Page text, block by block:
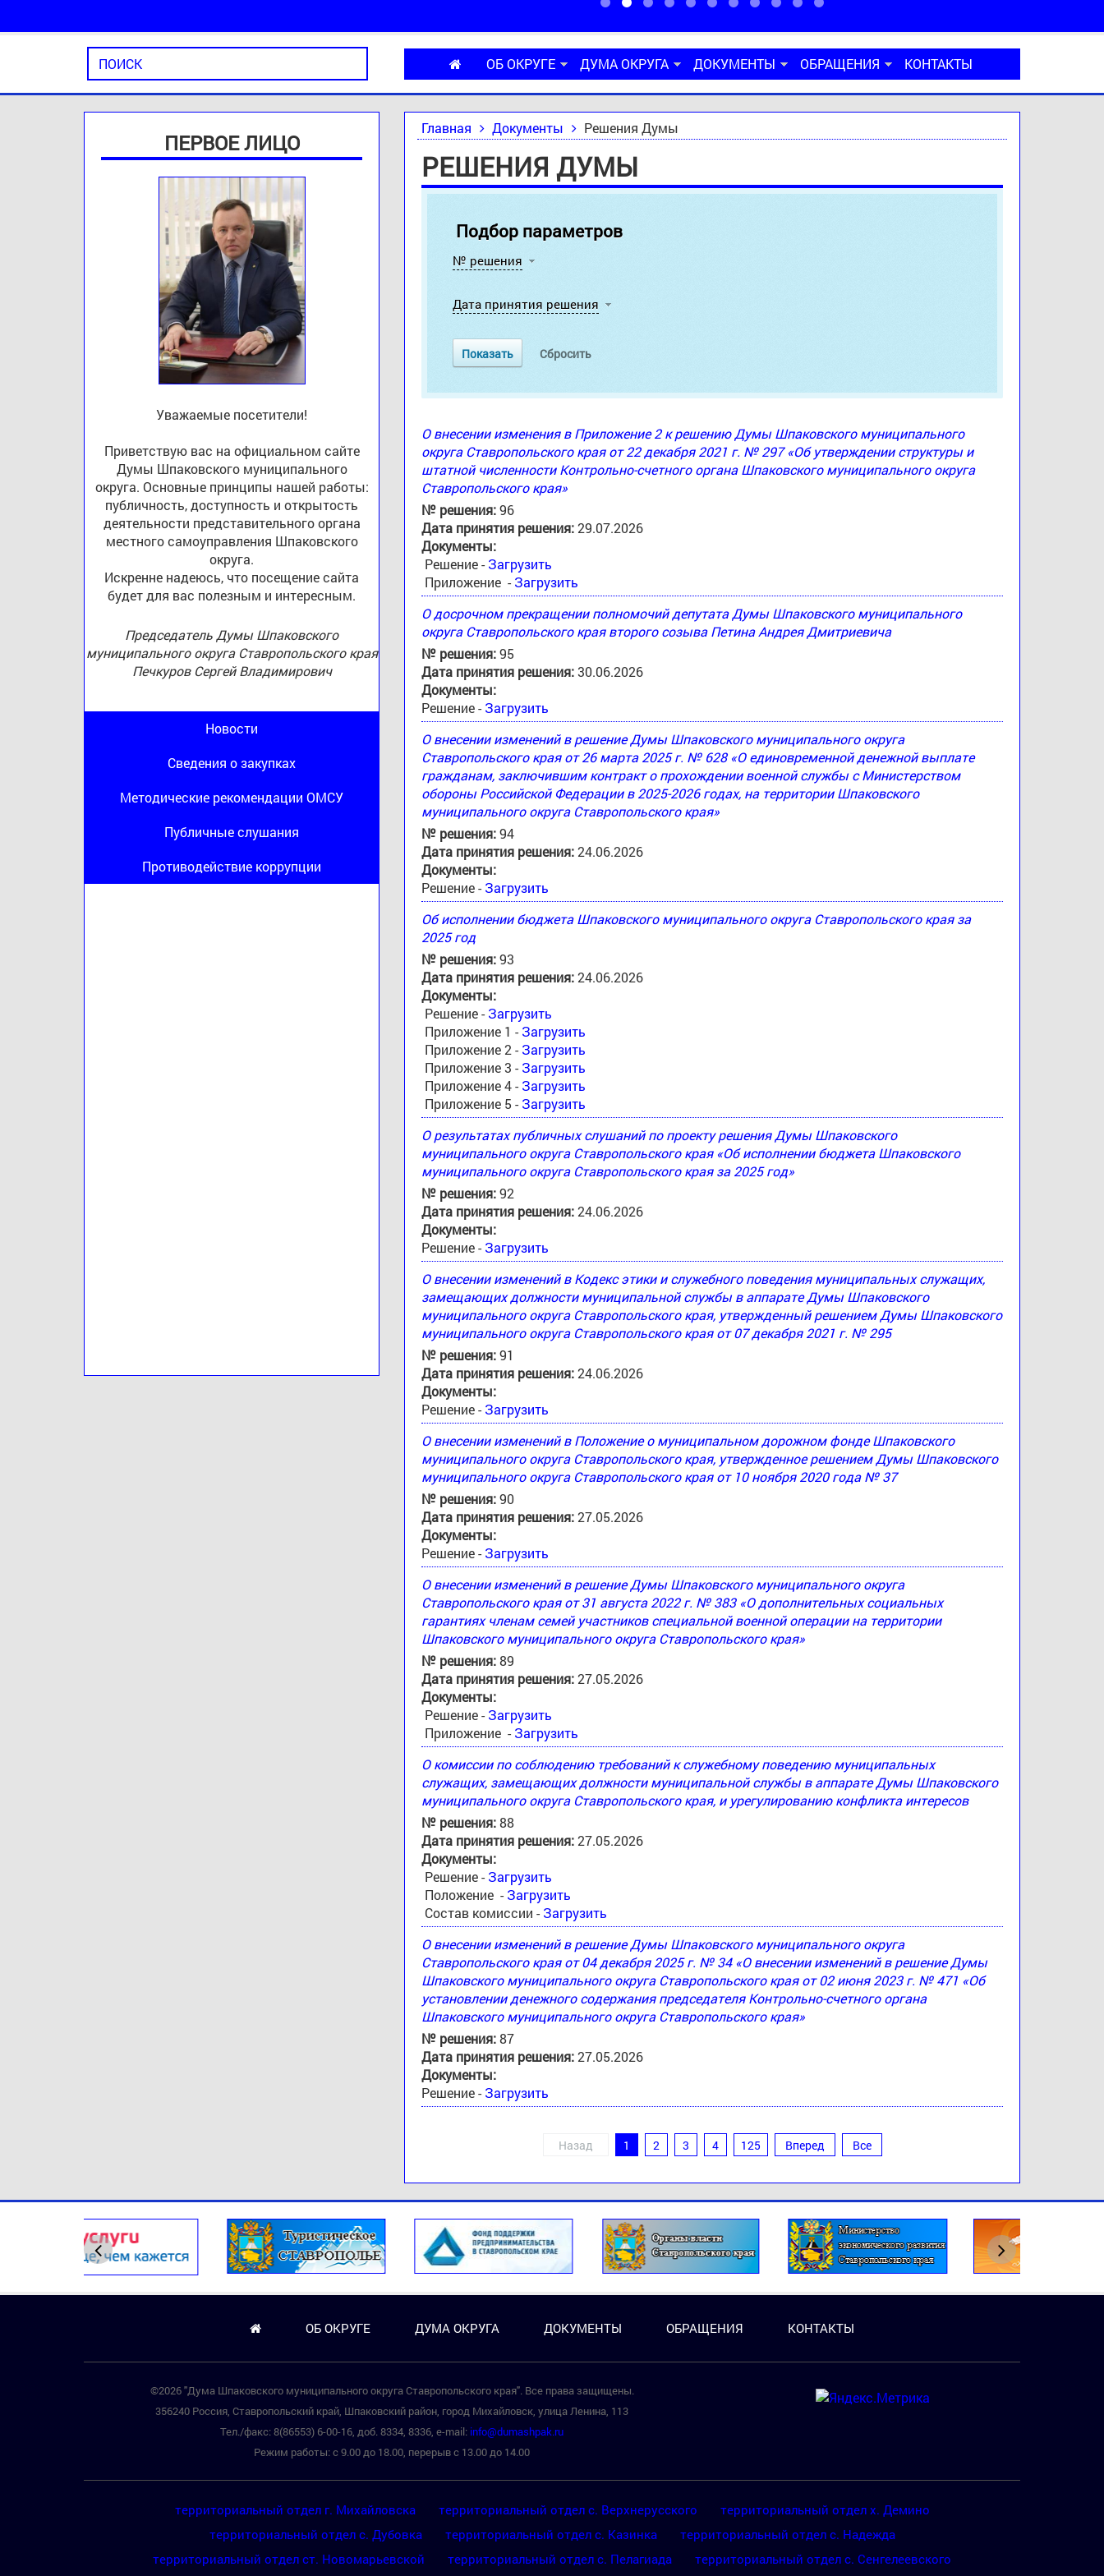
ОБ ОКРУГЕ ДУМА ОКРУГА ДОКУМЕНТЫ ОБРАЩЕНИЯ КОНТАКТЫ
ПЕРВОЕ ЛИЦО
Уважаемые посетители!
Приветствую вас на официальном сайте
Думы Шпаковского муниципального
округа. Основные принципы нашей работы:
публичность, доступность и открытость
деятельности представительного органа
местного самоуправления Шпаковского
округа.
Искренне надеюсь, что посещение сайта
будет для вас полезным и интересным.
Председатель Думы Шпаковского
муниципального округа Ставропольского края
Печкуров Сергей Владимирович
Новости
Сведения о закупках
Методические рекомендации ОМСУ
Публичные слушания
Противодействие коррупции
Главная Документы Решения Думы
РЕШЕНИЯ ДУМЫ
Подбор параметров
№ решения
Дата принятия решения
О внесении изменения в Приложение 2 к решению Думы Шпаковского муниципального
округа Ставропольского края от 22 декабря 2021 г. № 297 «Об утверждении структуры и
штатной численности Контрольно-счетного органа Шпаковского муниципального округа
Ставропольского края»
№ решения:96
Дата принятия решения:29.07.2026
Документы:
Решение - Загрузить
Приложение - Загрузить
О досрочном прекращении полномочий депутата Думы Шпаковского муниципального
округа Ставропольского края второго созыва Петина Андрея Дмитриевича
№ решения:95
Дата принятия решения:30.06.2026
Документы:
Решение - Загрузить
О внесении изменений в решение Думы Шпаковского муниципального округа
Ставропольского края от 26 марта 2025 г. № 628 «О единовременной денежной выплате
гражданам, заключившим контракт о прохождении военной службы с Министерством
обороны Российской Федерации в 2025-2026 годах, на территории Шпаковского
муниципального округа Ставропольского края»
№ решения:94
Дата принятия решения:24.06.2026
Документы:
Решение - Загрузить
Об исполнении бюджета Шпаковского муниципального округа Ставропольского края за
2025 год
№ решения:93
Дата принятия решения:24.06.2026
Документы:
Решение - Загрузить
Приложение 1 - Загрузить
Приложение 2 - Загрузить
Приложение 3 - Загрузить
Приложение 4 - Загрузить
Приложение 5 - Загрузить
О результатах публичных слушаний по проекту решения Думы Шпаковского
муниципального округа Ставропольского края «Об исполнении бюджета Шпаковского
муниципального округа Ставропольского края за 2025 год»
№ решения:92
Дата принятия решения:24.06.2026
Документы:
Решение - Загрузить
О внесении изменений в Кодекс этики и служебного поведения муниципальных служащих,
замещающих должности муниципальной службы в аппарате Думы Шпаковского
муниципального округа Ставропольского края, утвержденный решением Думы Шпаковского
муниципального округа Ставропольского края от 07 декабря 2021 г. № 295
№ решения:91
Дата принятия решения:24.06.2026
Документы:
Решение - Загрузить
О внесении изменений в Положение о муниципальном дорожном фонде Шпаковского
муниципального округа Ставропольского края, утвержденное решением Думы Шпаковского
муниципального округа Ставропольского края от 10 ноября 2020 года № 37
№ решения:90
Дата принятия решения:27.05.2026
Документы:
Решение - Загрузить
О внесении изменений в решение Думы Шпаковского муниципального округа
Ставропольского края от 31 августа 2022 г. № 383 «О дополнительных социальных
гарантиях членам семей участников специальной военной операции на территории
Шпаковского муниципального округа Ставропольского края»
№ решения:89
Дата принятия решения:27.05.2026
Документы:
Решение - Загрузить
Приложение - Загрузить
О комиссии по соблюдению требований к служебному поведению муниципальных
служащих, замещающих должности муниципальной службы в аппарате Думы Шпаковского
муниципального округа Ставропольского края, и урегулированию конфликта интересов
№ решения:88
Дата принятия решения:27.05.2026
Документы:
Решение - Загрузить
Положение - Загрузить
Состав комиссии - Загрузить
О внесении изменений в решение Думы Шпаковского муниципального округа
Ставропольского края от 04 декабря 2025 г. № 34 «О внесении изменений в решение Думы
Шпаковского муниципального округа Ставропольского края от 02 июня 2023 г. № 471 «Об
установлении денежного содержания председателя Контрольно-счетного органа
Шпаковского муниципального округа Ставропольского края»
№ решения:87
Дата принятия решения:27.05.2026
Документы:
Решение - Загрузить
Назад 1 2 3 4 125 Вперед Все
ОБ ОКРУГЕ ДУМА ОКРУГА ДОКУМЕНТЫ ОБРАЩЕНИЯ КОНТАКТЫ
©2026 "Дума Шпаковского муниципального округа Ставропольского края". Все права защищены.
356240 Россия, Ставропольский край, Шпаковский район, город Михайловск, улица Ленина, 113
Тел./факс: 8(86553) 6-00-16, доб. 8334, 8336, e-mail: info@dumashpak.ru
Режим работы: с 9.00 до 18.00, перерыв с 13.00 до 14.00
территориальный отдел г. Михайловска территориальный отдел с. Верхнерусского
территориальный отдел х. Демино
территориальный отдел с. Дубовка
территориальный отдел с. Казинка
территориальный отдел с. Надежда
территориальный отдел ст. Новомарьевской
территориальный отдел с. Пелагиада
территориальный отдел с. Сенгелеевского